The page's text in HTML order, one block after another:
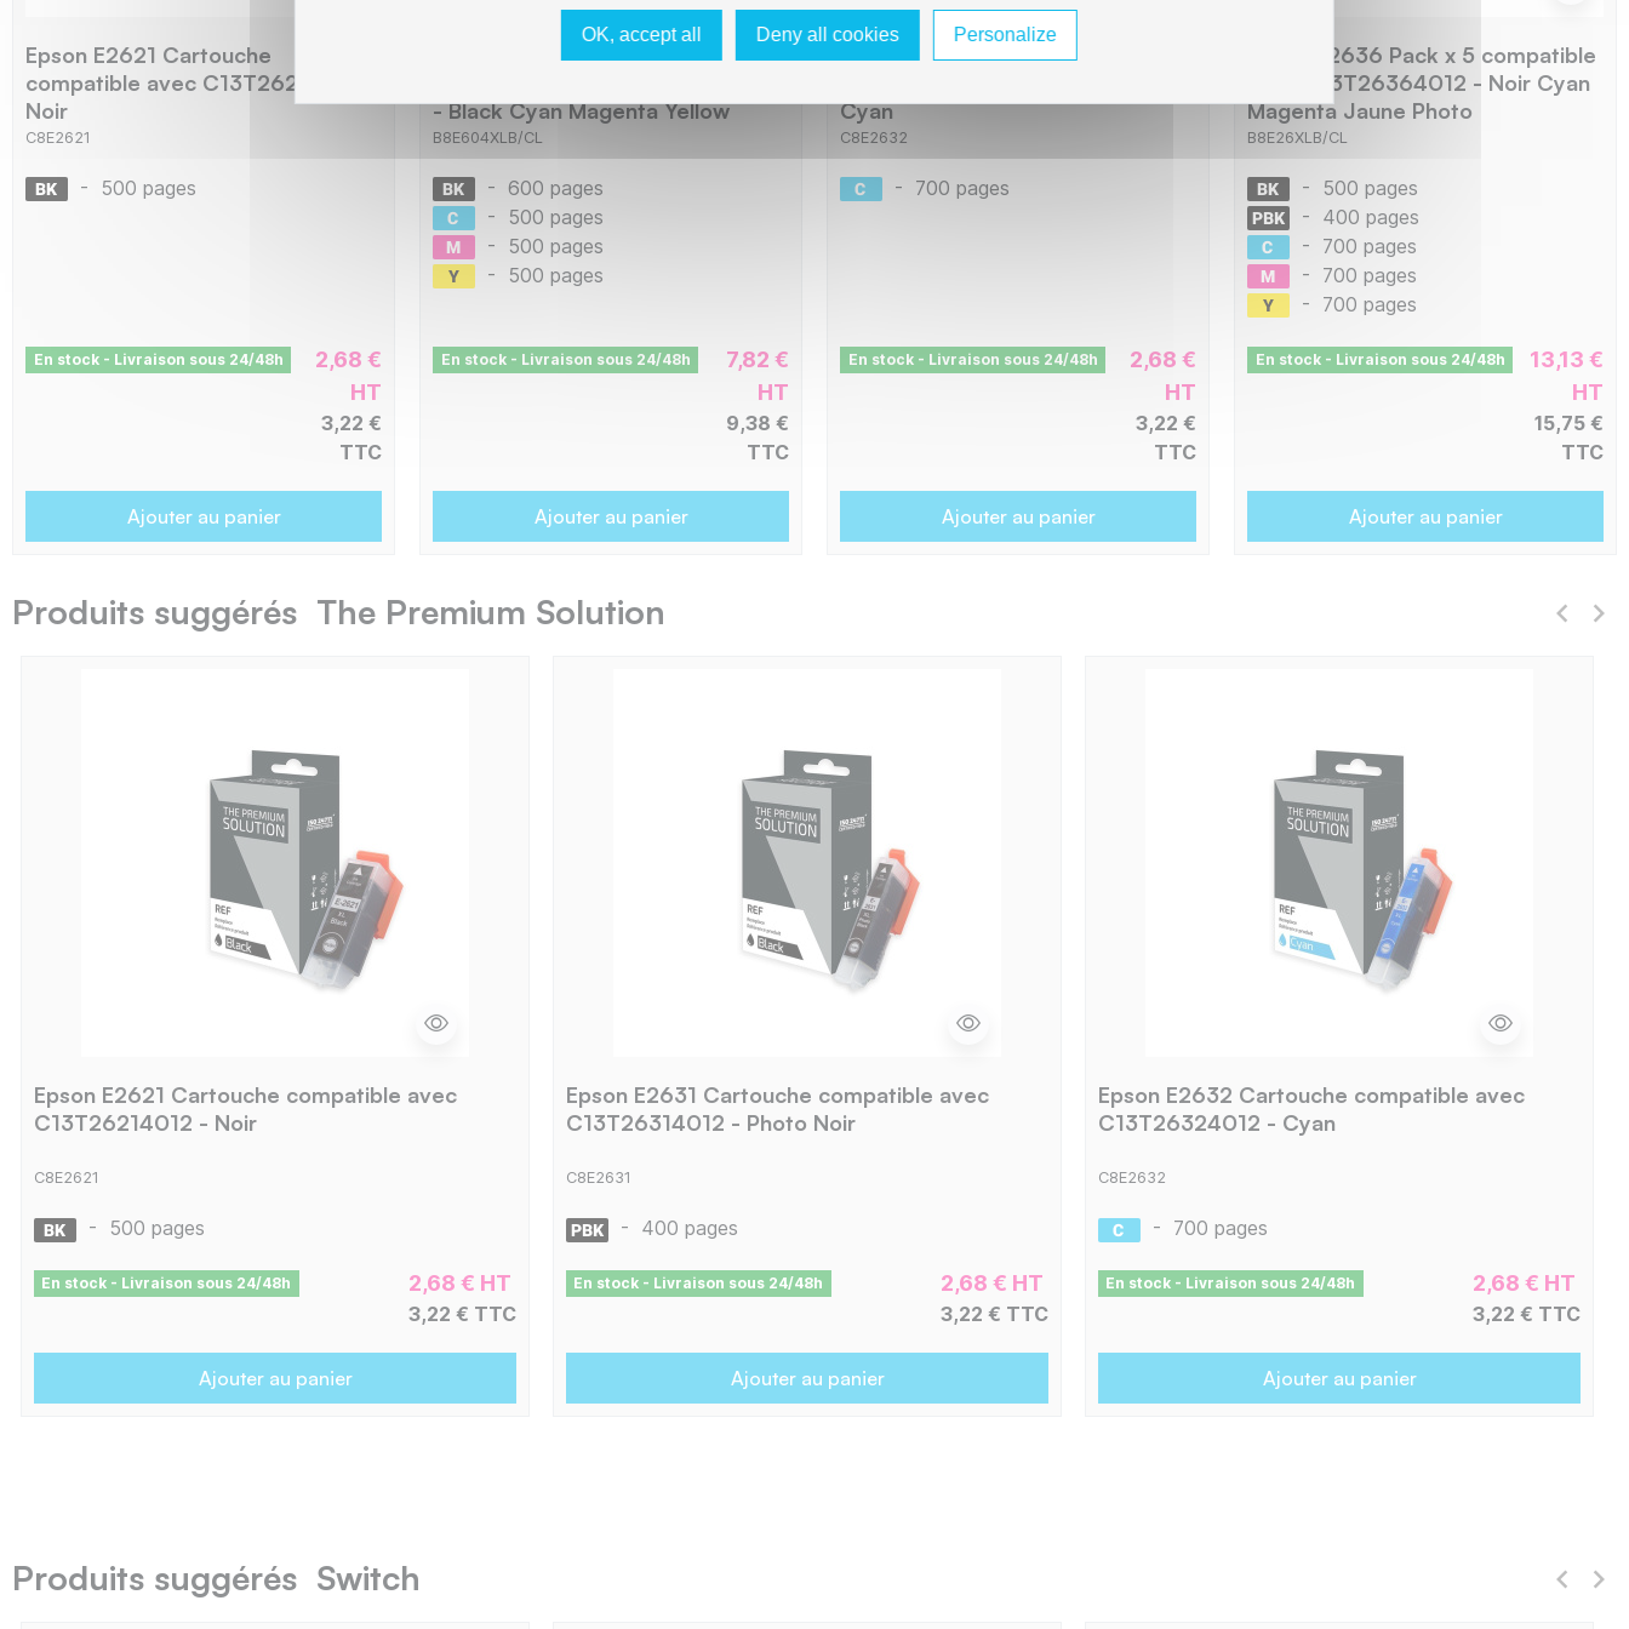
Epson E2621 Cartouche
compatible avec C13T26214012 -
Noir
C8E2621
- 500 pages
En stock - Livraison sous 24/48h
2,68 €
HT
3,22 €
TTC
Ajouter au panier
Epson 604XL - Pack x 4
- Black Cyan Magenta Yellow
B8E604XLB/CL
- 600 pages
- 500 pages
- 500 pages
- 500 pages
En stock - Livraison sous 24/48h
7,82 €
HT
9,38 €
TTC
Ajouter au panier
Epson E2632 Cartouche
Cyan
C8E2632
- 700 pages
En stock - Livraison sous 24/48h
2,68 €
HT
3,22 €
TTC
Ajouter au panier
Epson E2636 Pack x 5 compatible
avec C13T26364012 - Noir Cyan
Magenta Jaune Photo
B8E26XLB/CL
- 500 pages
- 400 pages
- 700 pages
- 700 pages
- 700 pages
En stock - Livraison sous 24/48h
13,13 €
HT
15,75 €
TTC
Ajouter au panier
Produits suggérés The Premium Solution
Epson E2621 Cartouche compatible avec
C13T26214012 - Noir
C8E2621
- 500 pages
En stock - Livraison sous 24/48h 2,68 € HT
3,22 € TTC
Ajouter au panier
Epson E2631 Cartouche compatible avec
C13T26314012 - Photo Noir
C8E2631
- 400 pages
En stock - Livraison sous 24/48h 2,68 € HT
3,22 € TTC
Ajouter au panier
Epson E2632 Cartouche compatible avec
C13T26324012 - Cyan
C8E2632
- 700 pages
En stock - Livraison sous 24/48h 2,68 € HT
3,22 € TTC
Ajouter au panier
Produits suggérés Switch
OK, accept all Deny all cookies Personalize